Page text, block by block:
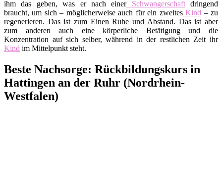
ihm das geben, was er nach einerSchwangerschaftdringend
braucht, um sich – möglicherweise auch für ein zweitesKind – zu
regenerieren. Das ist zum Einen Ruhe und Abstand. Das ist aber
zum anderen auch eine körperliche Betätigung und die
Konzentration auf sich selber, während in der restlichen Zeit ihr
Kind im Mittelpunkt steht.
Beste Nachsorge: Rückbildungskurs in
Hattingen an der Ruhr (Nordrhein-
Westfalen)